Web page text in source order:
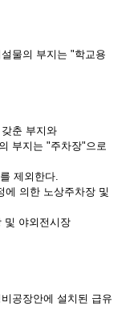
물의 부지는 "학교용
춘 부지와
부지는 "주차장"으로
제외한다.
에 의한 노상주차장 및
및 야외전시장
공장안에 설치된 급유